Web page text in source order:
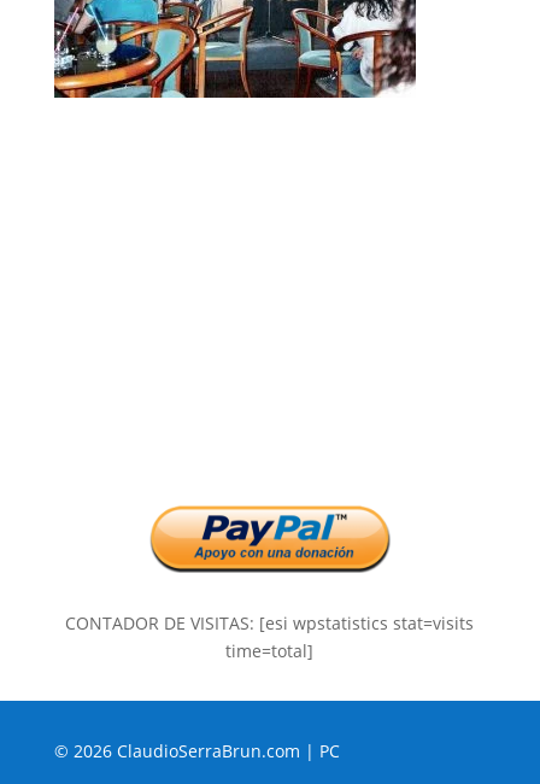
CONTADOR DE VISITAS: [esi wpstatistics stat=visits
time=total]
© 2026 ClaudioSerraBrun.com | PC